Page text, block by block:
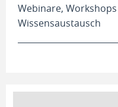
Webinare,
Wissensaustausch